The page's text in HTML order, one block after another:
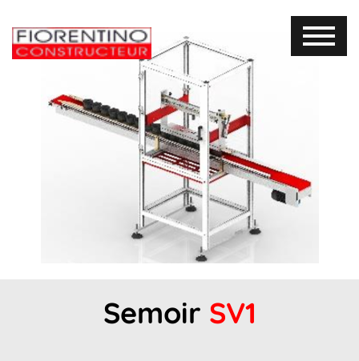
Semoir SV1